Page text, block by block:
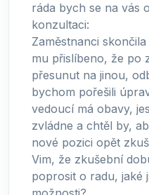
ráda bych se na vás
konzultaci:
Zaměstnanci
mu přislíbeno, že po
přesunut na jinou,
bychom pořešili
vedoucí má obavy,
zvládne a chtěl by,
nové pozici opět
Vim, že zkušební
poprosit o radu, jaké